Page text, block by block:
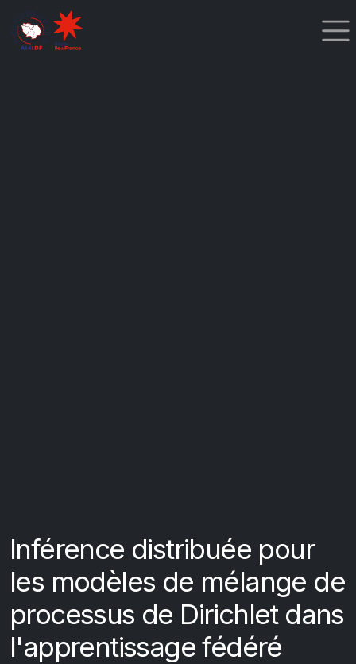
Inférence distribuée pour
les modèles de mélange de
processus de Dirichlet dans
l'apprentissage fédéré
Cookies management panel